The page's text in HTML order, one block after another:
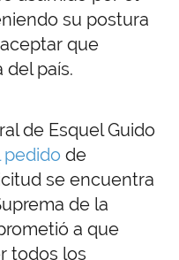
su postura
que
del país.
de Esquel Guido
pedido de
se encuentra
de la
a que
todos los